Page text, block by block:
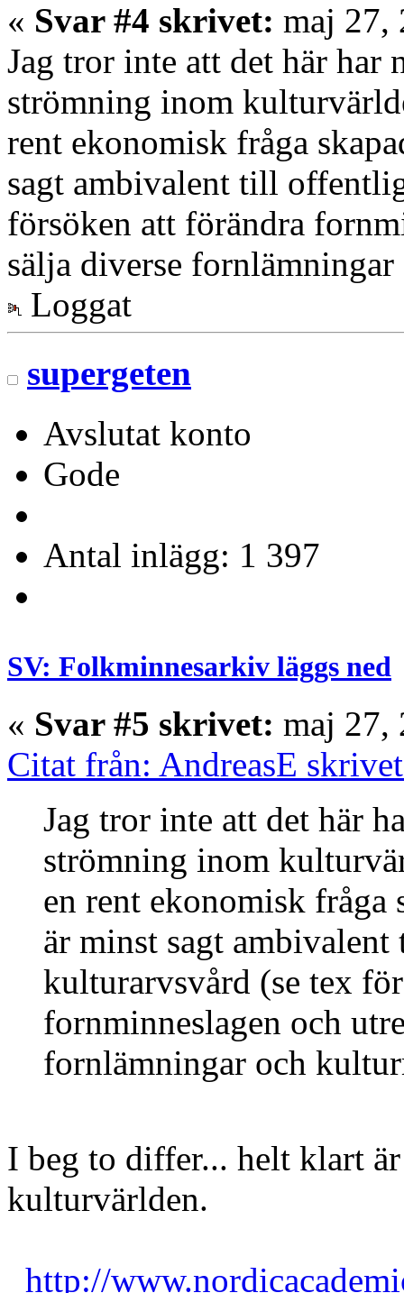
« Svar #4 skrivet: maj 27,
Jag tror inte att det här har
strömning inom
rent ekonomisk fråga
sagt ambivalent till
försöken att förändra
sälja diverse
Loggat
supergeten
Avslutat konto
Gode
Antal inlägg: 1 397
SV: Folkminnesarkiv läggs ned
« Svar #5 skrivet: maj 27,
Citat från: AndreasE
Jag tror inte att det här
strömning inom
en rent ekonomisk fråga
är minst sagt
kulturarvsvård (se tex
fornminneslagen och
fornlämningar och
I beg to differ... helt klart
kulturvärlden.
http://